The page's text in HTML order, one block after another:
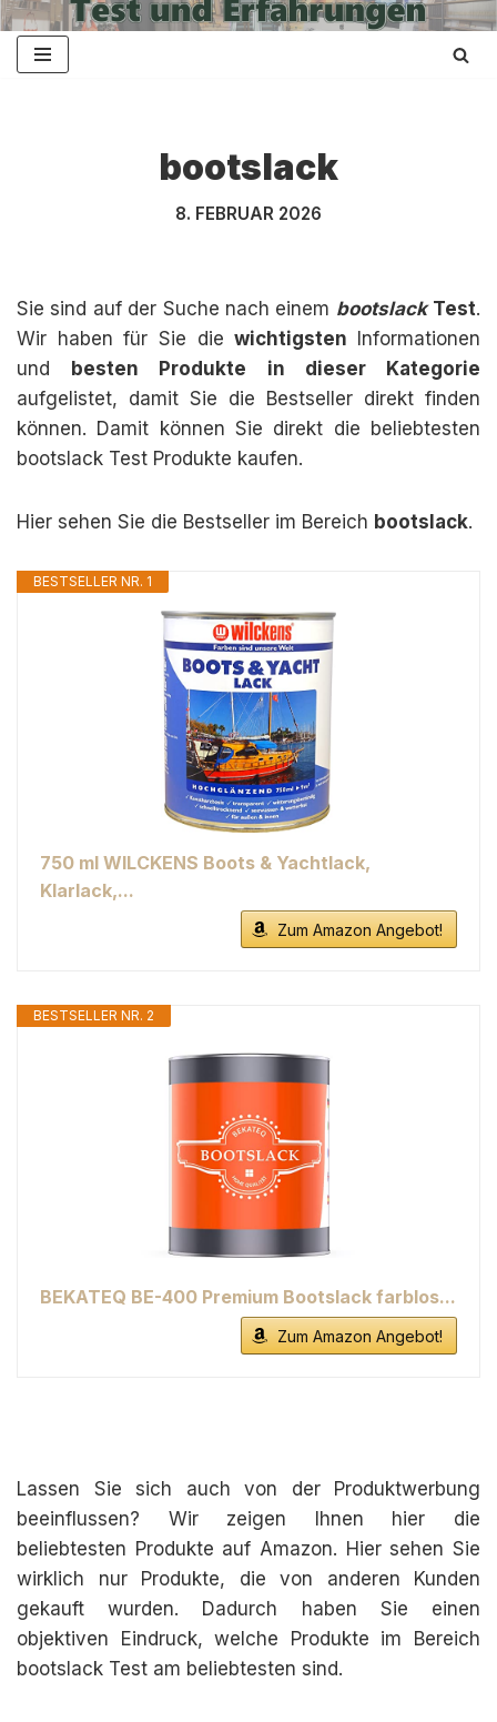
Zum
bootslack
8. FEBRUAR 2026
Sie sind auf der Suche nach einem bootslack Test.
Wir haben für Sie diewichtigsten
Informationen
und
besten Produkte in dieser Kategorie
aufgelistet, damit Sie die Bestseller direkt finden
können. Damit können Sie direkt die beliebtesten
bootslack Test Produkte kaufen.
Hier sehen Sie die Bestseller im Bereich bootslack.
BESTSELLER NR. 1
750 ml WILCKENS Boots & Yachtlack,
Klarlack,...
Zum Amazon Angebot!
BESTSELLER NR. 2
BEKATEQ BE-400 Premium Bootslack farblos...
Zum Amazon Angebot!
Lassen Sie sich auch von der Produktwerbung
beeinflussen? Wir zeigen Ihnen hier die
beliebtesten Produkte auf Amazon. Hier sehen Sie
wirklich nur Produkte, die von anderen Kunden
gekauft wurden. Dadurch haben Sie einen
objektiven Eindruck, welche Produkte im Bereich
bootslack Test am beliebtesten sind.